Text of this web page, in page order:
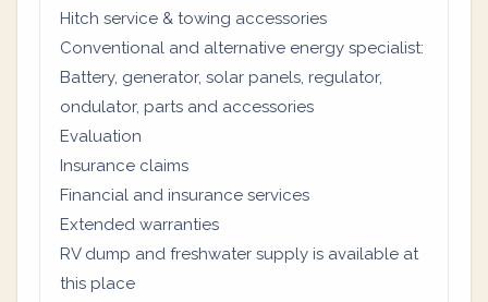
Hitch service & towing accessories
Conventional and alternative energy specialist:
Battery, generator, solar panels, regulator,
ondulator, parts and accessories
Evaluation
Insurance claims
Financial and insurance services
Extended warranties
RV dump and freshwater supply is available at
this place